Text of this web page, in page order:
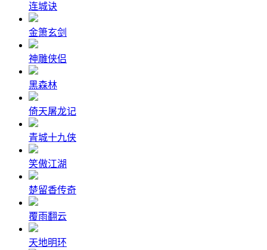
连城诀
金箫玄剑
神雕侠侣
黑森林
倚天屠龙记
青城十九侠
笑傲江湖
楚留香传奇
覆雨翻云
天地明环